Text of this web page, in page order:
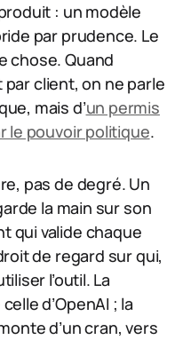
: un modèle
par prudence. Le
chose. Quand
par client, on ne parle
mais d’un permis
le pouvoir politique.
pas de degré. Un
la main sur son
qui valide chaque
de regard sur qui,
l’outil. La
d’OpenAI ; la
d’un cran, vers